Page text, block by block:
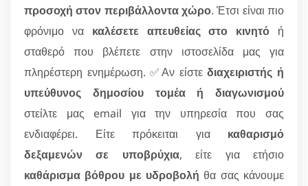
προσοχή στον περιβάλλοντα χώρο. Έτσι είναι πιο
φρόνιμο να καλέσετε απευθείας στο κινητό ή
σταθερό που βλέπετε στην ιστοσελίδα μας για
πληρέστερη ενημέρωση. ✅Αν είστεδιαχειριστής ή
υπεύθυνος δημοσίου τομέα ή διαγωνισμού
στείλτε μας email για την υπηρεσία που σας
ενδιαφέρει. Είτε πρόκειται για καθαρισμό
δεξαμενών σε υποβρύχια, είτε για ετήσιο
καθάρισμα βόθρου με υδροβολή θα σας κάνουμε